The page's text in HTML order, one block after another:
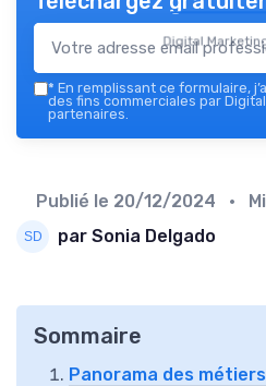
Digital
* En remplissant ce formulaire,
des fins commerciales par
partenaires.
Publié le 20/12/2024 •
par Sonia Delgado
Sommaire
Panorama des